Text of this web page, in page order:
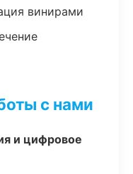
винирами
с нами
и цифровое